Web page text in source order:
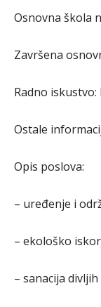
Osnovna škola
Završena
Radno iskustvo:
Ostale
Opis poslova:
– uređenje i
– ekološko
– sanacija